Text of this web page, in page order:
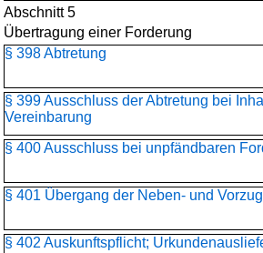
Abschnitt 5
Übertragung einer Forderung
§ 398 Abtretung
§ 399 Ausschluss der Abtretung bei
Vereinbarung
§ 400 Ausschluss bei unpfändbaren
§ 401 Übergang der Neben- und
§ 402 Auskunftspflicht;